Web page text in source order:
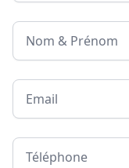
Nom & Prénom
Email
Téléphone